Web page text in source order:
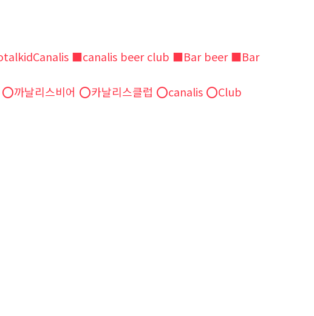
■canalis beer club ■Bar beer ■Bar
까날리스비어 ⭕️카날리스클럽 ⭕️canalis ⭕️Club